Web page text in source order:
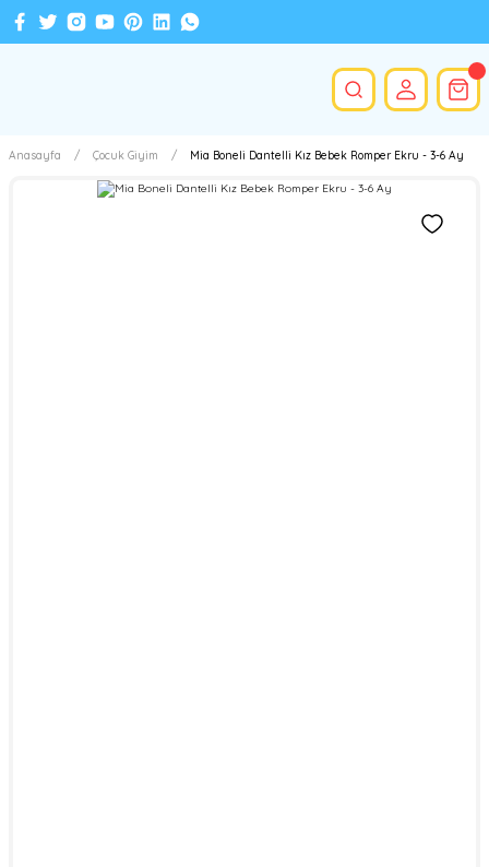
Anasayfa Çocuk Giyim Mia Boneli Dantelli Kız Bebek Romper Ekru - 3-6 Ay